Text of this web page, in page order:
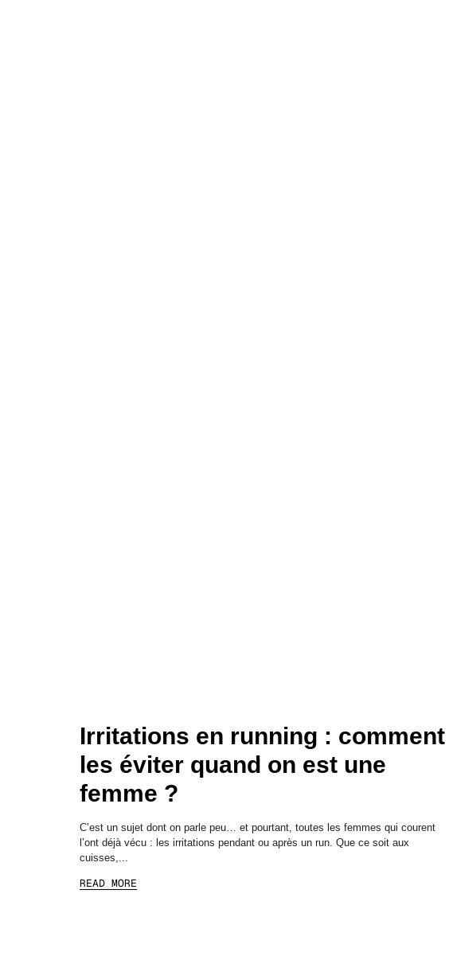
Irritations en running : comment
les éviter quand on est une
femme ?
C’est un sujet dont on parle peu… et pourtant, toutes les femmes qui courent
l’ont déjà vécu : les irritations pendant ou après un run. Que ce soit aux
cuisses,...
READ MORE